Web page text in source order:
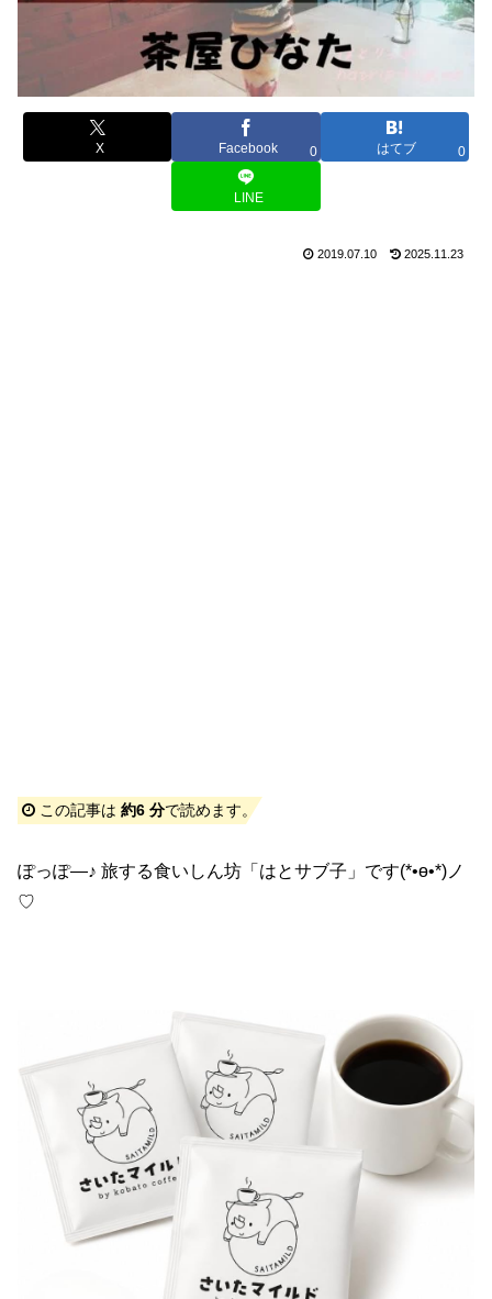
X Facebook 0 はてブ 0
LINE
2019.07.10 2025.11.23
この記事は約6 分で読めます。
ぽっぽ―♪ 旅する食いしん坊「はとサブ子」です(*•ө•*)ノ
♡